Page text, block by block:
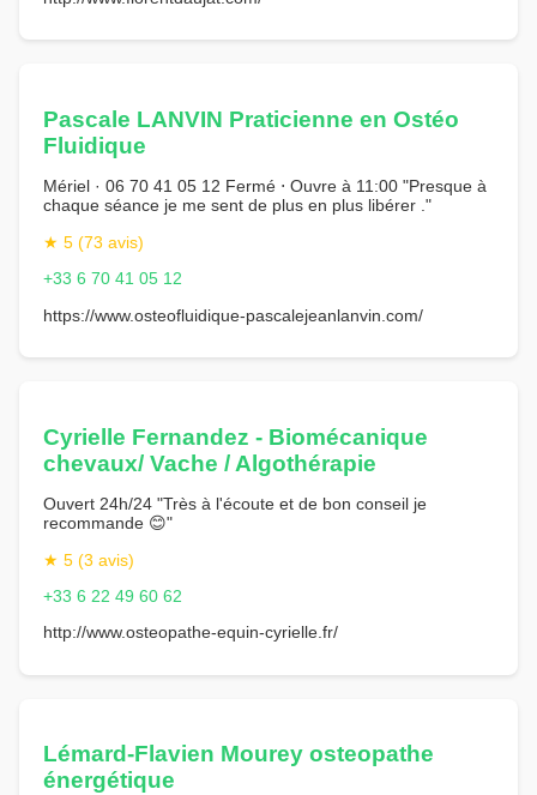
Pascale LANVIN Praticienne en Ostéo
Fluidique
Mériel · 06 70 41 05 12 Fermé ⋅ Ouvre à 11:00 "Presque à
chaque séance je me sent de plus en plus libérer ."
★ 5 (73 avis)
+33 6 70 41 05 12
https://www.osteofluidique-pascalejeanlanvin.com/
Cyrielle Fernandez - Biomécanique
chevaux/ Vache / Algothérapie
Ouvert 24h/24 "Très à l'écoute et de bon conseil je
recommande 😊"
★ 5 (3 avis)
+33 6 22 49 60 62
http://www.osteopathe-equin-cyrielle.fr/
Lémard-Flavien Mourey osteopathe
énergétique